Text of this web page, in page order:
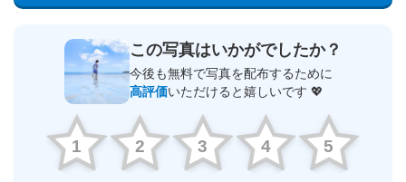
この写真はいかがでしたか？
今後も無料で写真を配布するために
高評価いただけると嬉しいです 💖
1 2 3 4 5